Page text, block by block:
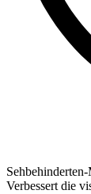
Verbessert die